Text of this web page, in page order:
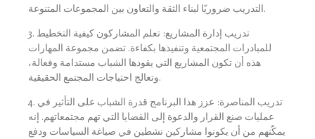
التدريب ضروريًا لبناء الثقة والتعاون بين المجموعات المتنوعة.
3. تدريب إدارة المشاريع: تعلم المشاركون كيفية التخطيط
للمبادرات المجتمعية وتنفيذها بكفاءة. تضمن مجموعة المهارات
هذه أن تكون المشاريع التي يقودها الشباب مستدامة وفعالة،
وتعالج احتياجات المجتمع الحقيقية.
4. تدريب المناصرة: عزز هذا البرنامج قدرة الشباب على التأثير في
عمليات صنع القرار والدعوة إلى القضايا التي تهم مجتمعاتهم. إنه
يمكّنهم من أن يكونوا مشاركين نشطين في صياغة السياسات ودفع